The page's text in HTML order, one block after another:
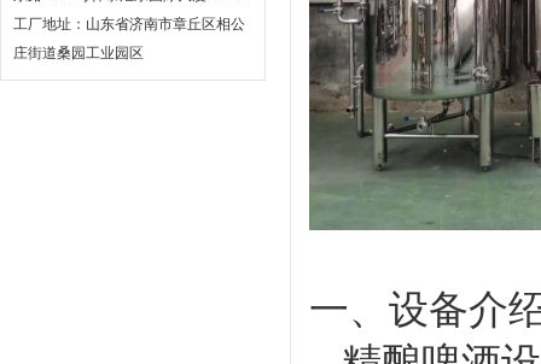
工厂地址：山东省济南市章丘区相公
庄街道桑园工业园区
一、设备介